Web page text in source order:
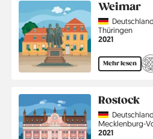
Weimar
CountryDeutschland
Region
Thüringen
Jahr
2021
Mehr lesen
Rostock
CountryDeutschland
Region
Mecklenburg-
Jahr
2021